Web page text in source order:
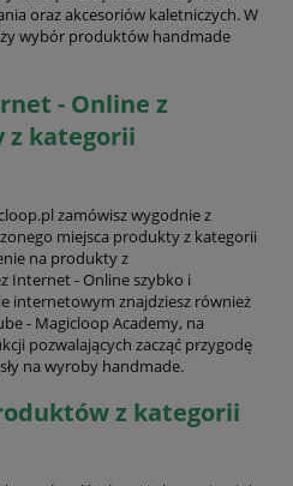
oraz akcesoriów kaletniczych. W
wybór produktów handmade
- Online z
z kategorii
zamówisz wygodnie z
miejsca produkty z kategorii
na produkty z
Internet - Online szybko i
internetowym znajdziesz również
- Magicloop Academy, na
pozwalających zacząć przygodę
na wyroby handmade.
z kategorii